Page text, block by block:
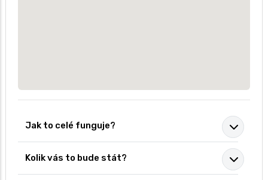
Jak to celé funguje?
Kolik vás to bude stát?